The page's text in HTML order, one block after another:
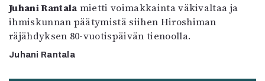
Juhani Rantala mietti voimakkainta väkivaltaa ja
ihmiskunnan päätymistä siihen Hiroshiman
räjähdyksen 80-vuotispäivän tienoolla.
Juhani Rantala